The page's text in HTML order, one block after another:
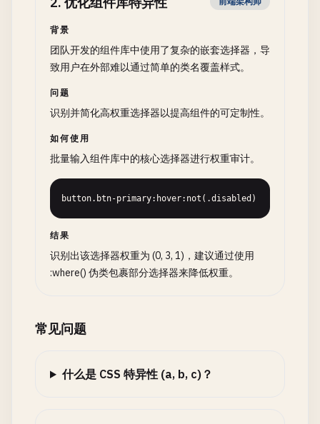
背景
团队开发的组件库中使用了复杂的嵌套选择器，导
致用户在外部难以通过简单的类名覆盖样式。
问题
识别并简化高权重选择器以提高组件的可定制性。
如何使用
批量输入组件库中的核心选择器进行权重审计。
button.btn-primary:hover:not(.disabled)
结果
识别出该选择器权重为 (0, 3, 1)，建议通过使用
:where() 伪类包裹部分选择器来降低权重。
常见问题
什么是 CSS 特异性 (a, b, c)？